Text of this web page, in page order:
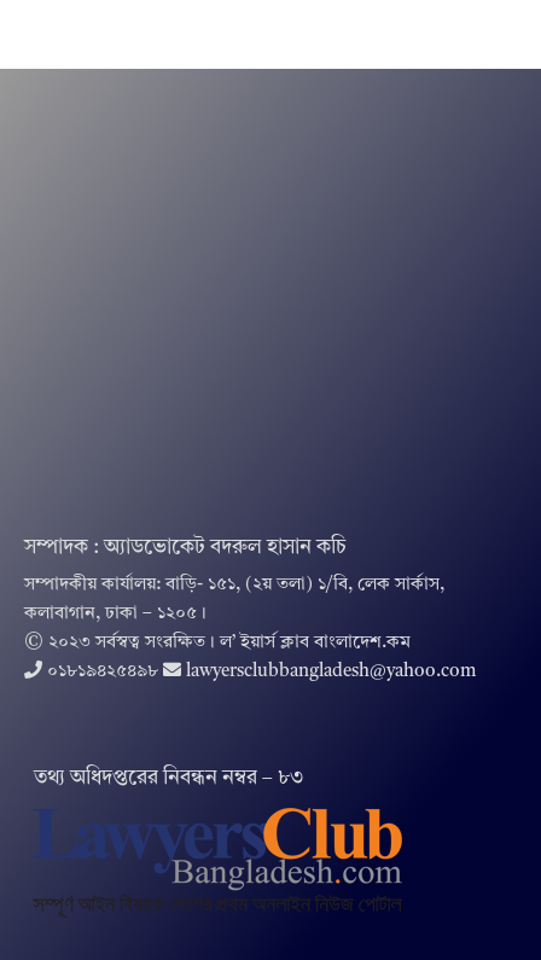
সম্পাদক : অ্যাডভোকেট বদরুল হাসান কচি
সম্পাদকীয় কার্যালয়: বাড়ি- ১৫১, (২য় তলা) ১/বি, লেক সার্কাস,
কলাবাগান, ঢাকা – ১২০৫।
© ২০২৩ সর্বস্বত্ব সংরক্ষিত । ল’ ইয়ার্স ক্লাব বাংলাদেশ.কম
০১৮১৯৪২৫৪৯৮
lawyersclubbangladesh@yahoo.com
তথ‌্য অ‌ধিদপ্ত‌রের নিবন্ধন নম্বর – ৮৩